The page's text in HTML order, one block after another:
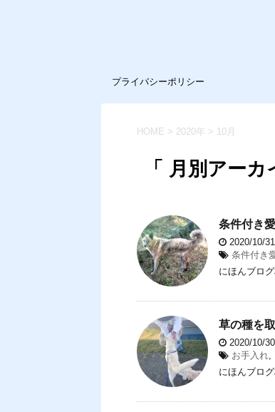
プライバシーポリシー
HOME > 2020年 > 10月
「 月別アー
条件付き
2020/10/31
条件付き
にほんブロ
草の種を
2020/10/30
お手入れ,
にほんブロ